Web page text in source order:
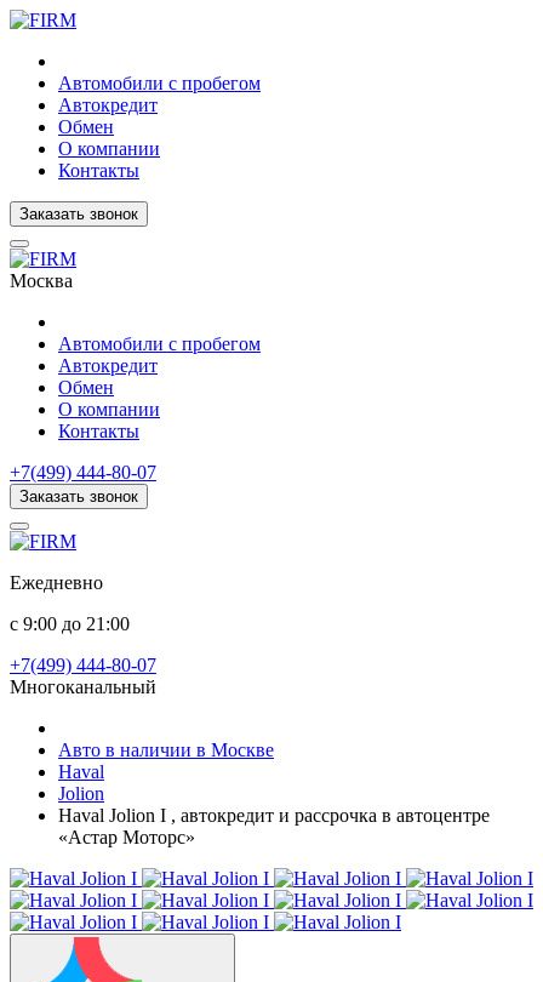
Автомобили с пробегом
Автокредит
Обмен
О компании
Контакты
Заказать звонок
Москва
Автомобили с пробегом
Автокредит
Обмен
О компании
Контакты
+7(499) 444-80-07
Заказать звонок
Ежедневно
с 9:00 до 21:00
+7(499) 444-80-07
Многоканальный
Авто в наличии в Москве
Haval
Jolion
Haval Jolion I , автокредит и рассрочка в автоцентре
«Астар Моторс»